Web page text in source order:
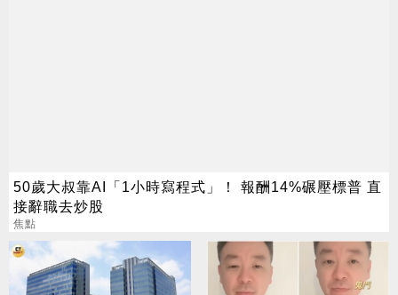
50歲大叔靠AI「1小時寫程式」！ 報酬14%碾壓標普 直
接辭職去炒股
焦點